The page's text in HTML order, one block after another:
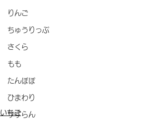
りんご
ちゅうりっぷ
さくら
もも
たんぽぽ
ひまわり
すずらん
いちご